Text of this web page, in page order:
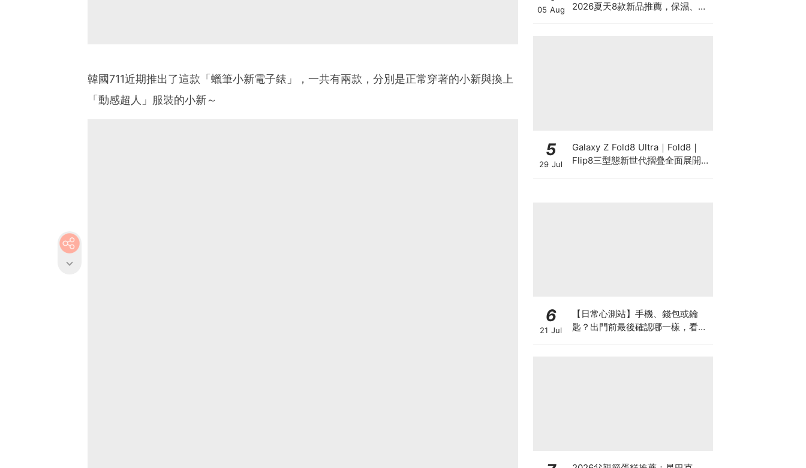
韓國711近期推出了這款「蠟筆小新電子錶」，一共有兩款，分別是正常穿著的小新與換上
「動感超人」服裝的小新～
05 Aug
2026夏天8款新品推薦，保濕、毛
5
29 Jul
Galaxy Z Fold8 Ultra｜Fold8｜
Flip8三型態新世代摺疊全面展開！
6
21 Jul
【日常心測站】手機、錢包或鑰
匙？出門前最後確認哪一樣，看你